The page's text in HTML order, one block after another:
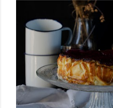
satisface. Estas alubias
por completo tu forma de
asociar las alubias
copiosos de invierno. Con
revolucionaria,
humilde como la alubia de
dorado, cargado de
sustituto perfecto a los